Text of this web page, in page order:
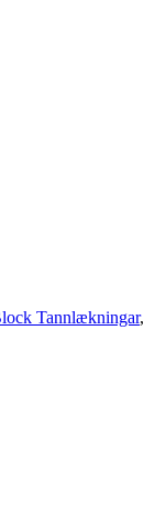
Tannlækningar,